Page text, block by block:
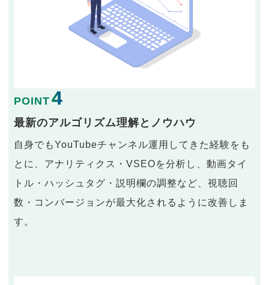
POINT 4
最新のアルゴリズム理解とノウハウ
自身でもYouTubeチャンネル運用してきた経験をも
とに、アナリティクス・VSEOを分析し、動画タイ
トル・ハッシュタグ・説明欄の調整など、視聴回
数・コンバージョンが最大化されるように改善しま
す。